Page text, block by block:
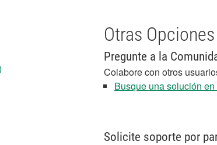
Otras
Pregunte a la
Colabore con otros
Busque una solución
Solicite soporte por